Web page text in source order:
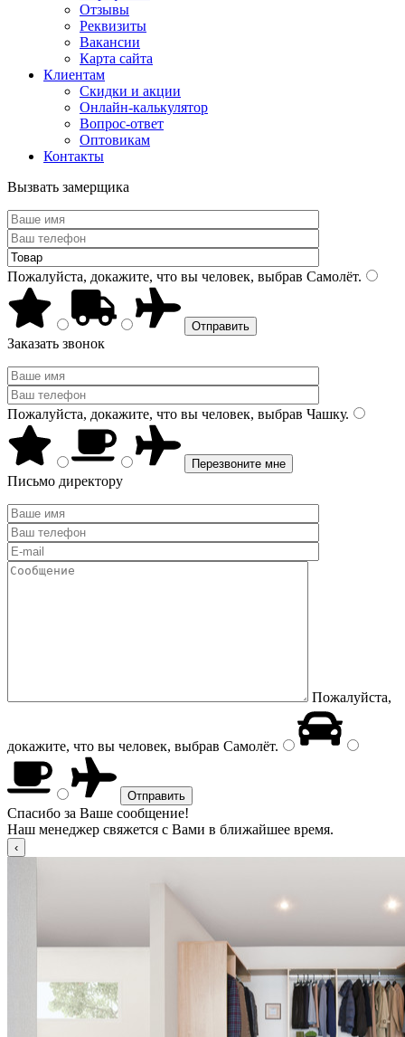
Отзывы
Реквизиты
Вакансии
Карта сайта
Клиентам
Скидки и акции
Онлайн-калькулятор
Вопрос-ответ
Оптовикам
Контакты
Вызвать замерщика
Пожалуйста, докажите, что вы человек, выбрав Самолёт.
Заказать звонок
Пожалуйста, докажите, что вы человек, выбрав Чашку.
Письмо директору
Пожалуйста,
докажите, что вы человек, выбрав Самолёт.
Спасибо за Ваше сообщение!
Наш менеджер свяжется с Вами в ближайшее время.